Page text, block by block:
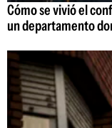
Cómo se vivió el
un departamento